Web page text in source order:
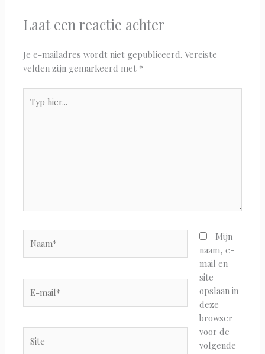
Laat een reactie achter
Je e-mailadres wordt niet gepubliceerd. Vereiste
velden zijn gemarkeerd met *
hier...
mail*
Mijn
naam, e-
mail en
site
opslaan in
deze
browser
voor de
volgende